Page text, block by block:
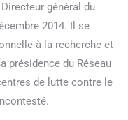
général du
2014. Il se
à la recherche et
présidence du Réseau
de lutte contre le